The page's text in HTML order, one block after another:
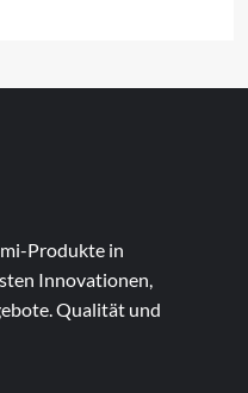
Produkte in
Innovationen,
Qualität und